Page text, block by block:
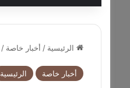
الرئيسية / أخبار خاصة /
أخبار خاصة الرئيسية